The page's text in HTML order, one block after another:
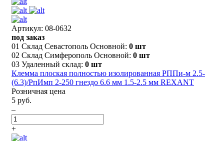
Артикул: 08-0632
под заказ
01 Склад Севастополь Основной: 0 шт
02 Склад Симферополь Основной: 0 шт
03 Удаленный склад: 0 шт
Клемма плоская полностью изолированная РППи-м 2.5-
(6.3)/РпИмп 2-250 гнездо 6.6 мм 1.5-2.5 мм REXANT
Розничная цена
5 руб.
–
+